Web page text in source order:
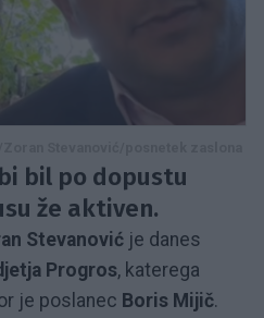
bil po dopustu
že aktiven.
Stevanović je danes
Progros, katerega
je poslanec Boris Mijič.